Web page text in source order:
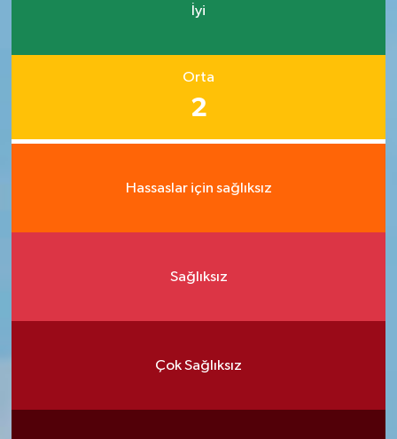
İyi
Orta
2
Hassaslar için sağlıksız
Sağlıksız
Çok Sağlıksız